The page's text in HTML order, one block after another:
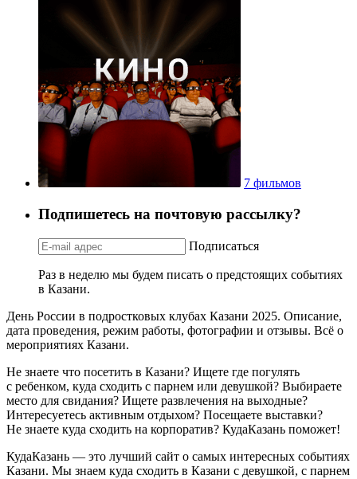
7 фильмов
Подпишетесь на почтовую рассылку?
Подписаться
Раз в неделю мы будем писать о предстоящих событиях
в Казани.
День России в подростковых клубах Казани 2025. Описание,
дата проведения, режим работы, фотографии и отзывы. Всё о
мероприятиях Казани.
Не знаете что посетить в Казани? Ищете где погулять
с ребенком, куда сходить с парнем или девушкой? Выбираете
место для свидания? Ищете развлечения на выходные?
Интересуетесь активным отдыхом? Посещаете выставки?
Не знаете куда сходить на корпоратив? КудаКазань поможет!
КудаКазань — это лучший сайт о самых интересных событиях
Казани. Мы знаем куда сходить в Казани с девушкой, с парнем